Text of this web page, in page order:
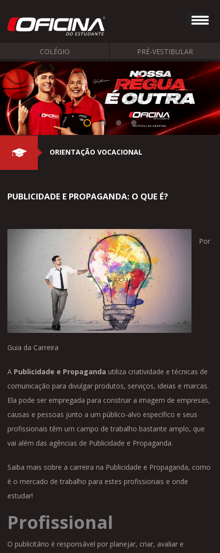
COLÉGIO PRÉ-VESTIBULAR
ORIENTAÇÃO VOCACIONAL
PUBLICIDADE E PROPAGANDA: O QUE É?
Por
Guia da Carreira
A Publicidade e Propaganda utiliza criatividade e técnicas de
comunicação para divulgar produtos, serviços, ideias e marcas.
Ela pode ser empregada para construir a imagem de empresas,
causas e pessoas junto a um público-alvo específico e seus
profissionais têm um campo de trabalho bastante amplo, que
vai além das agências de Publicidade e Propaganda.
Saiba mais sobre a carreira na Publicidade e Propaganda, como
é o mercado de trabalho para estes profissionais e onde
estudar!
Profissional
O publicitário é responsável por planejar, criar, avaliar e